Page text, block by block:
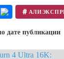
#
дате публикации